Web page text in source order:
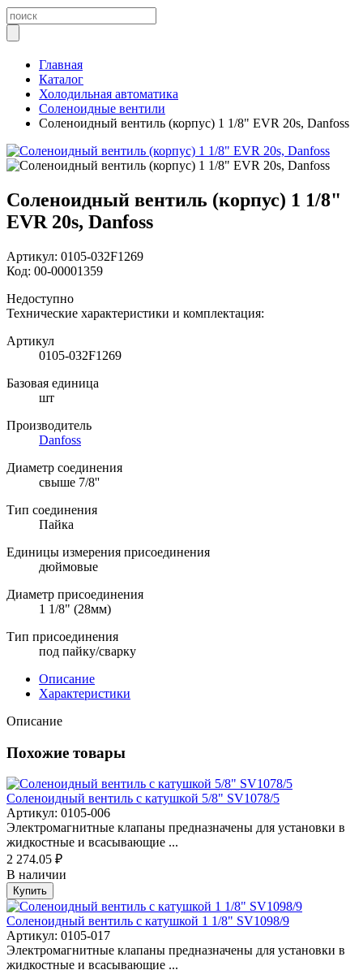
Главная
Каталог
Холодильная автоматика
Соленоидные вентили
Соленоидный вентиль (корпус) 1 1/8" EVR 20s, Danfoss
Соленоидный вентиль (корпус) 1 1/8"
EVR 20s, Danfoss
Артикул: 0105-032F1269
Код: 00-00001359
Недоступно
Технические характеристики и комплектация:
Артикул
0105-032F1269
Базовая единица
шт
Производитель
Danfoss
Диаметр соединения
свыше 7/8''
Тип соединения
Пайка
Единицы измерения присоединения
дюймовые
Диаметр присоединения
1 1/8" (28мм)
Тип присоединения
под пайку/сварку
Описание
Характеристики
Описание
Похожие товары
Соленоидный вентиль с катушкой 5/8" SV1078/5
Артикул: 0105-006
Электромагнитные клапаны предназначены для установки в
жидкостные и всасывающие ...
2 274.05 ₽
В наличии
Купить
Соленоидный вентиль с катушкой 1 1/8" SV1098/9
Артикул: 0105-017
Электромагнитные клапаны предназначены для установки в
жидкостные и всасывающие ...